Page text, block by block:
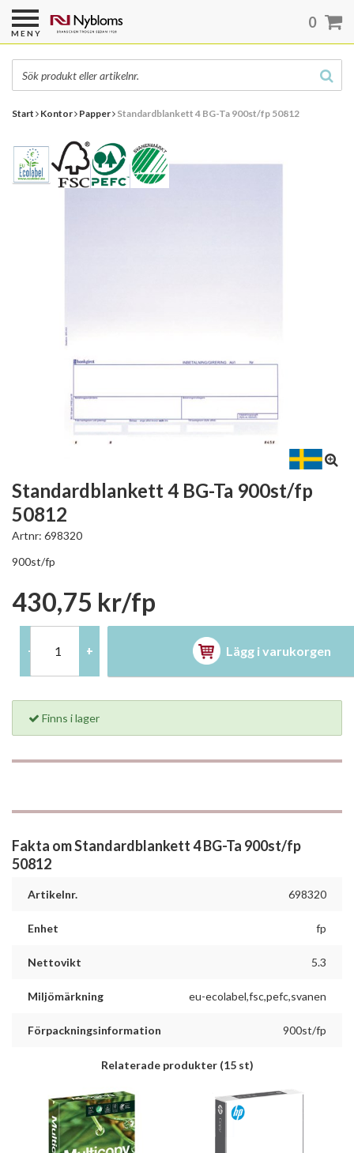
Start Kontor Papper Standardblankett 4 BG-Ta 900st/fp 50812
Standardblankett 4 BG-Ta 900st/fp
50812
Artnr: 698320
900st/fp
430,75 kr/fp
- + Lägg i varukorgen
Finns i lager
Fakta om Standardblankett 4 BG-Ta 900st/fp
50812
Artikelnr. 698320
Enhet fp
Nettovikt 5.3
Miljömärkning eu-ecolabel,fsc,pefc,svanen
Förpackningsinformation 900st/fp
Relaterade produkter (15 st)
MENY
0